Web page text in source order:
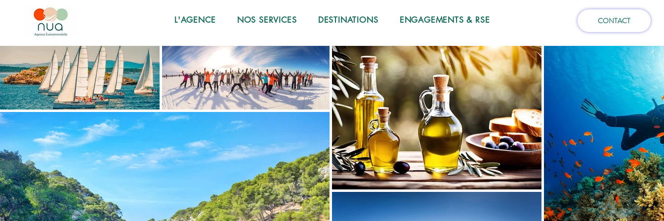
L'AGENCE NOS SERVICES DESTINATIONS ENGAGEMENTS & RSE CONTACT